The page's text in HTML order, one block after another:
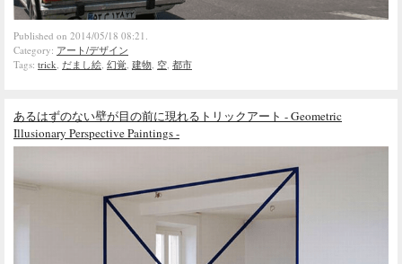
Published on 2014/05/18 08:21.
Category: アート/デザイン
Tags: trick だまし絵 幻覚 建物 空 都市
あるはずのない壁が目の前に現れるトリックアート - Geometric
Illusionary Perspective Paintings -